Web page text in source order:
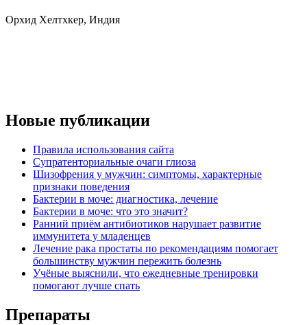
Орхид Хелтхкер, Индия
Новые публикации
Правила использования сайта
Супратенториальные очаги глиоза
Шизофрения у мужчин: симптомы, характерные
признаки поведения
Бактерии в моче: диагностика, лечение
Бактерии в моче: что это значит?
Ранний приём антибиотиков нарушает развитие
иммунитета у младенцев
Лечение рака простаты по рекомендациям помогает
большинству мужчин пережить болезнь
Учёные выяснили, что ежедневные тренировки
помогают лучше спать
Препараты